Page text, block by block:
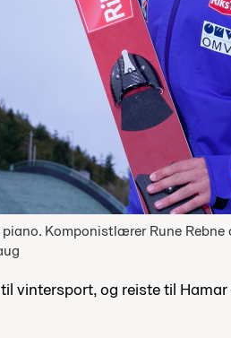
Komponistlærer Rune
vintersport, og reiste til